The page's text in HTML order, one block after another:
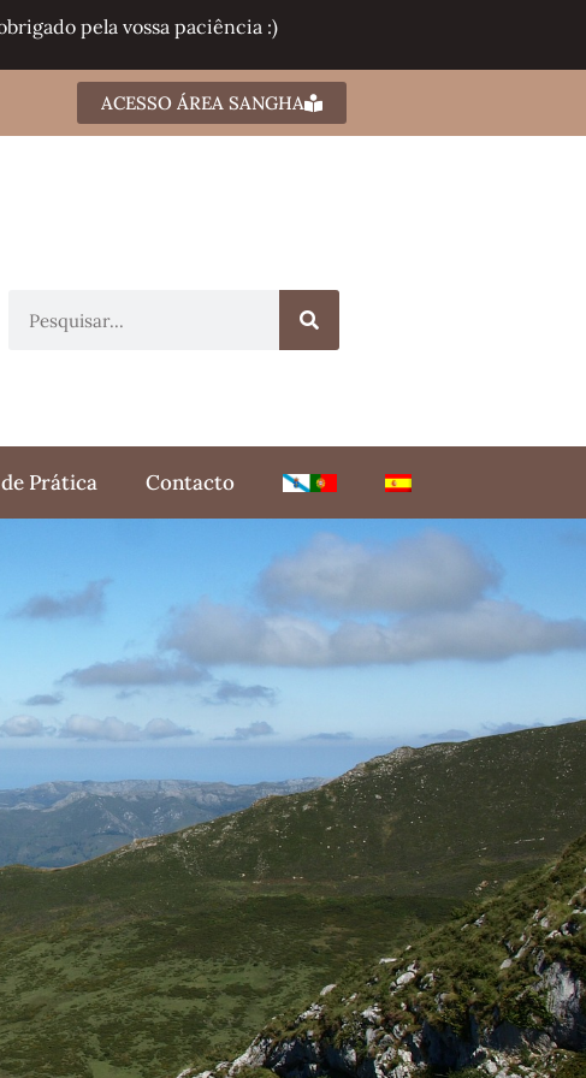
pela vossa paciência :)
ACESSO ÁREA SANGHA
Prática Contacto